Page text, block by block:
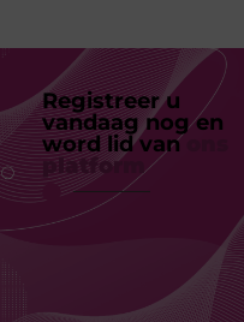
Registreer u
vandaag nog en
word lid van
platform